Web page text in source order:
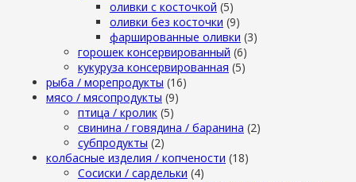
оливки с косточкой (5)
оливки без косточки (9)
фаршированные оливки (3)
горошек консервированный (6)
кукуруза консервированная (5)
рыба / морепродукты (16)
мясо / мясопродукты (9)
птица / кролик (5)
свинина / говядина / баранина (2)
субпродукты (2)
колбасные изделия / копчености (18)
Сосиски / сардельки (4)